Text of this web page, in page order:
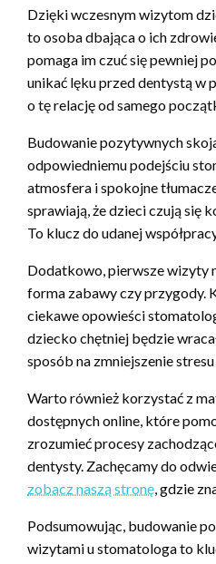
Dzięki wczesnym wizytom
to osoba dbająca o ich
pomaga im czuć się pewniej
unikać lęku przed dentystą w
o tę relację od samego
Budowanie pozytywnych
odpowiedniemu podejściu
atmosfera i spokojne
sprawiają, że dzieci czują się
To klucz do udanej
Dodatkowo, pierwsze wizyty
forma zabawy czy przygody.
ciekawe opowieści
dziecko chętniej będzie
sposób na zmniejszenie
Warto również korzystać z
dostępnych online, które
zrozumieć procesy
dentysty. Zachęcamy do
zobacz naszą stronę, gdzie
Podsumowując, budowanie
wizytami u stomatologa to